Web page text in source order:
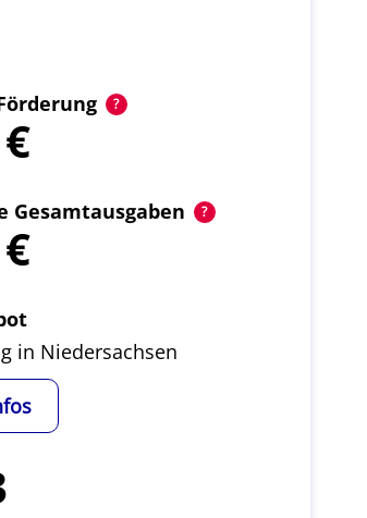
Gesamtausgaben
in Niedersachsen